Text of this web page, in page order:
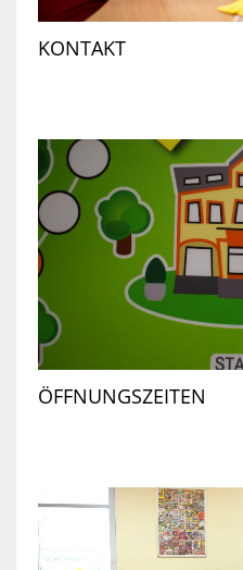
KONTAKT
ÖFFNUNGSZEITEN